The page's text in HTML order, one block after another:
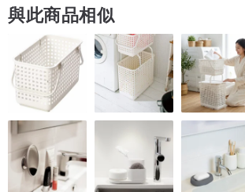
與此商品相似